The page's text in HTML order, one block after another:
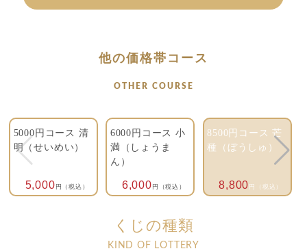
他の価格帯コース
OTHER COURSE
5000円コース 清
明（せいめい）
5,000 円（税込）
6000円コース 小
満（しょうま
ん）
6,000 円（税込）
8500円コース 芒
種（ぼうしゅ）
8,800 円（税込）
くじの種類
KIND OF LOTTERY